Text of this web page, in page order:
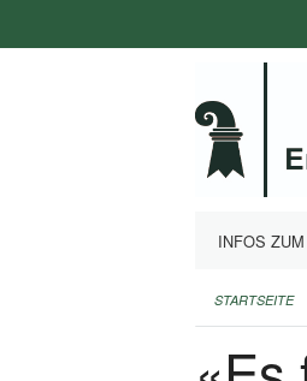
überspringen
INFOS
STARTSEITE